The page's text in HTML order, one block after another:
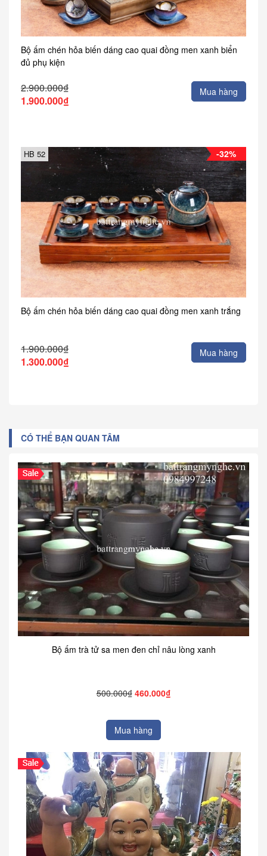
Bộ ấm chén hỏa biến dáng cao quai đồng men xanh biển
đủ phụ kiện
2.900.000₫
1.900.000₫
Mua hàng
-32%
HB 52
Bộ ấm chén hỏa biến dáng cao quai đồng men xanh trắng
1.900.000₫
1.300.000₫
Mua hàng
CÓ THỂ BẠN QUAN TÂM
Bộ ấm trà tử sa men đen chỉ nâu lòng xanh
500.000₫ 460.000₫
Mua hàng